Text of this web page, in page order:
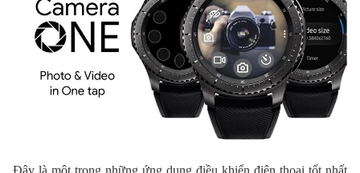
Đây là một trong những ứng dụng điều khiển điện thoại tốt nhất